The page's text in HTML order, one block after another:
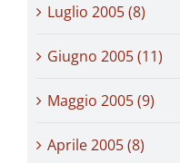
Luglio 2005 (8)
Giugno 2005 (11)
Maggio 2005 (9)
Aprile 2005 (8)